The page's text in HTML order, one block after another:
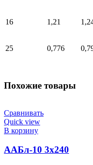
16 1,21
25 0,776
Похожие товары
Сравнивать
Quick view
В корзину
ААБл-10 3х240